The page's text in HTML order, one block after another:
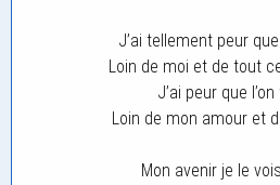
J’ai tellement peur
Loin de moi et de tout
J’ai peur que
Loin de mon amour et
Mon avenir je le